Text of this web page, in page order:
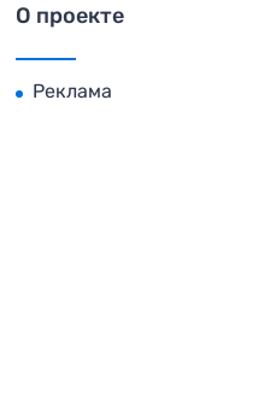
О проекте
Реклама